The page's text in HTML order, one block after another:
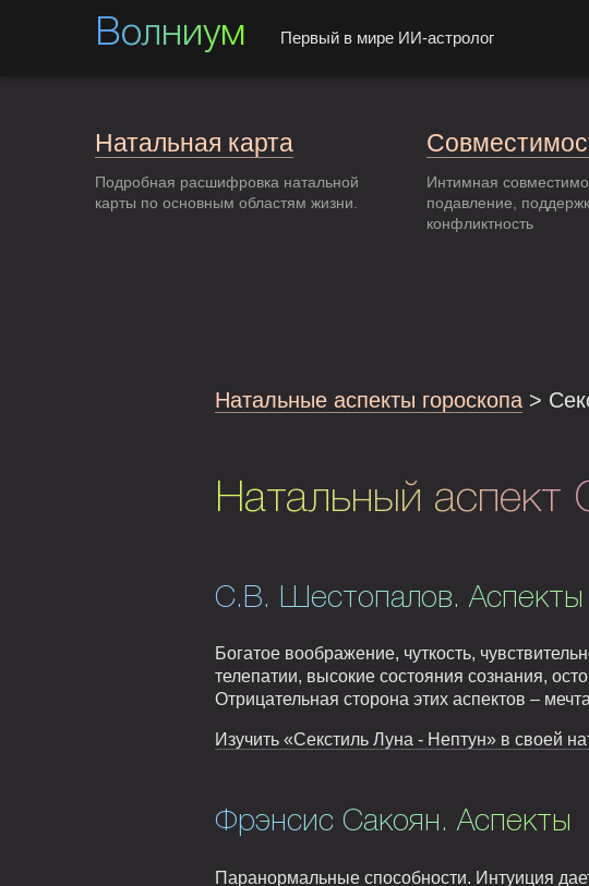
Волниум Первый в мире ИИ-астролог
Натальная карта
Подробная расшифровка натальной
карты по основным областям жизни.
Интимная
подавление,
конфликтность
Натальные аспекты гороскопа >
Натальный аспект
С.В. Шестопалов. Аспекты
Богатое воображение, чуткость,
телепатии, высокие состояния сознания,
Отрицательная сторона этих аспектов –
Изучить «Секстиль Луна - Нептун» в своей
Фрэнсис Сакоян. Аспекты
Паранормальные способности. Интуиция